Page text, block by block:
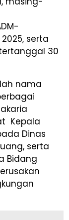
serta
tertanggal 30
nama
Kepala
Dinas
serta
Bidang